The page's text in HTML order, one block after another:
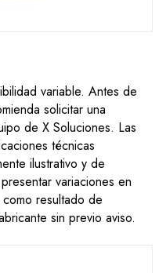
variable. Antes de
solicitar una
de X Soluciones. Las
técnicas
ilustrativo y de
variaciones en
resultado de
sin previo aviso.